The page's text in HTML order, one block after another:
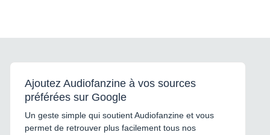
Ajoutez Audiofanzine à vos sources
préférées sur Google
Un geste simple qui soutient Audiofanzine et vous
permet de retrouver plus facilement tous nos